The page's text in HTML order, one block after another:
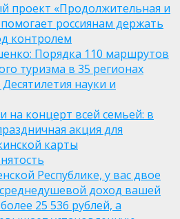
проект «Продолжительная и
россиянам держать
контролем
Порядка 110 маршрутов
туризма в 35 регионах
науки и
на концерт всей семьей: в
акция для
карты
Республике, у вас двое
доход вашей
25 536 рублей, а